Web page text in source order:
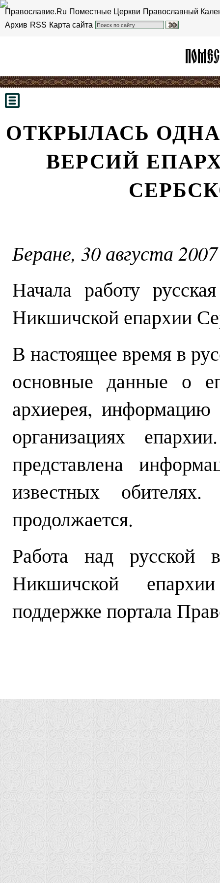
Православие.Ru Поместные Церкви Православный
Архив RSS Карта сайта
ОТКРЫЛАСЬ
ВЕРСИЙ
Беране, 30 августа
Начала работу
Никшичской епархии
В настоящее время в
основные данные о
архиерея,
организациях
представлена
известных
продолжается.
Работа над русской
Никшичской
поддержке портала